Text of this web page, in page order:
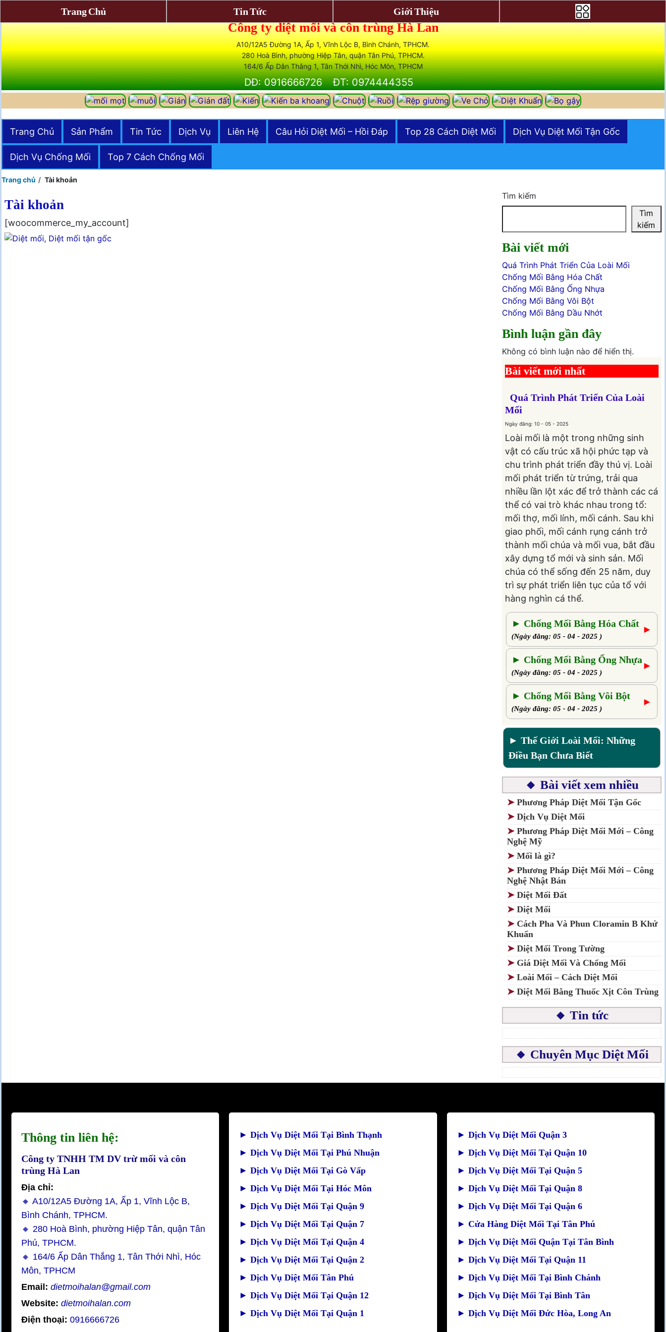
Công ty diệt mối và côn trùng Hà Lan
A10/12A5 Đường 1A, Ấp 1, Vĩnh Lộc B, Bình Chánh, TPHCM.
280 Hoà Bình, phường Hiệp Tân, quận Tân Phú, TPHCM.
164/6 Ấp Dân Thắng 1, Tân Thới Nhì, Hóc Môn, TPHCM
DĐ: 0916666726 ĐT: 0974444355
Trang Chủ Sản Phẩm Tin Tức Dịch Vụ Liên Hệ Câu Hỏi Diệt Mối – Hồi Đáp Top 28 Cách Diệt Mối Dịch Vụ Diệt Mối Tận Gốc
Dịch Vụ Chống Mối Top 7 Cách Chống Mối
Trang chủ Tài khoản
Tài khoản
[woocommerce_my_account]
Tìm kiếm
Tìm
kiếm
Bài viết mới
Quá Trình Phát Triển Của Loài Mối
Chống Mối Bằng Hóa Chất
Chống Mối Bằng Ống Nhựa
Chống Mối Bằng Vôi Bột
Chống Mối Bằng Dầu Nhớt
Bình luận gần đây
Không có bình luận nào để hiển thị.
Bài viết mới nhất
Quá Trình Phát Triển Của Loài
Mối
Ngày đăng: 10 - 05 - 2025
Loài mối là một trong những sinh
vật có cấu trúc xã hội phức tạp và
chu trình phát triển đầy thú vị. Loài
mối phát triển từ trứng, trải qua
nhiều lần lột xác để trở thành các cá
thể có vai trò khác nhau trong tổ:
mối thợ, mối lính, mối cánh. Sau khi
giao phối, mối cánh rụng cánh trở
thành mối chúa và mối vua, bắt đầu
xây dựng tổ mới và sinh sản. Mối
chúa có thể sống đến 25 năm, duy
trì sự phát triển liên tục của tổ với
hàng nghìn cá thể.
► Chống Mối Bằng Hóa Chất
(Ngày đăng: 05 - 04 - 2025 )
►
► Chống Mối Bằng Ống Nhựa
(Ngày đăng: 05 - 04 - 2025 )
►
► Chống Mối Bằng Vôi Bột
(Ngày đăng: 05 - 04 - 2025 )
►
► Thế Giới Loài Mối: Những
Điều Bạn Chưa Biết
🔸 Bài viết xem nhiều
➤ Phương Pháp Diệt Mối Tận Gốc
➤ Dịch Vụ Diệt Mối
➤ Phương Pháp Diệt Mối Mới – Công
Nghệ Mỹ
➤ Mối là gì?
➤ Phương Pháp Diệt Mối Mới – Công
Nghệ Nhật Bản
➤ Diệt Mối Đất
➤ Diệt Mối
➤ Cách Pha Và Phun Cloramin B Khử
Khuẩn
➤ Diệt Mối Trong Tường
➤ Giá Diệt Mối Và Chống Mối
➤ Loài Mối – Cách Diệt Mối
➤ Diệt Mối Bằng Thuốc Xịt Côn Trùng
🔸 Tin tức
🔸 Chuyên Mục Diệt Mối
Thông tin liên hệ:
Công ty TNHH TM DV trừ mối và côn
trùng Hà Lan
Địa chỉ:
🔸 A10/12A5 Đường 1A, Ấp 1, Vĩnh Lộc B,
Bình Chánh, TPHCM.
🔸 280 Hoà Bình, phường Hiệp Tân, quận Tân
Phú, TPHCM.
🔸 164/6 Ấp Dân Thắng 1, Tân Thới Nhì, Hóc
Môn, TPHCM
Email: dietmoihalan@gmail.com
Website: dietmoihalan.com
Điện thoại: 0916666726
►Dịch Vụ Diệt Mối Tại Bình Thạnh
►Dịch Vụ Diệt Mối Tại Phú Nhuận
►Dịch Vụ Diệt Mối Tại Gò Vấp
►Dịch Vụ Diệt Mối Tại Hóc Môn
►Dịch Vụ Diệt Mối Tại Quận 9
►Dịch Vụ Diệt Mối Tại Quận 7
►Dịch Vụ Diệt Mối Tại Quận 4
►Dịch Vụ Diệt Mối Tại Quận 2
►Dịch Vụ Diệt Mối Tân Phú
►Dịch Vụ Diệt Mối Tại Quận 12
►Dịch Vụ Diệt Mối Tại Quận 1
► Dịch Vụ Diệt Mối Quận 3
► Dịch Vụ Diệt Mối Tại Quận 10
► Dịch Vụ Diệt Mối Tại Quận 5
► Dịch Vụ Diệt Mối Tại Quận 8
► Dịch Vụ Diệt Mối Tại Quận 6
► Cửa Hàng Diệt Mối Tại Tân Phú
► Dịch Vụ Diệt Mối Quận Tại Tân Bình
► Dịch Vụ Diệt Mối Tại Quận 11
► Dịch Vụ Diệt Mối Tại Bình Chánh
► Dịch Vụ Diệt Mối Tại Bình Tân
► Dịch Vụ Diệt Mối Đức Hòa, Long An
Trang Chủ Tin Tức Giới Thiệu